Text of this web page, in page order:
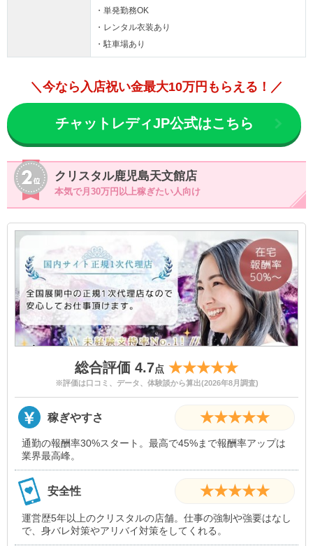
・単発勤務OK
・レンタル衣装あり
・駐車場あり
＼今なら入店祝い金最大10万円もらえる！／
チャットレディJP公式はこちら
クリスタル鹿児島天文館店
本気で月30万円以上稼ぎたい人向け
総合評価 4.7点 ★★★★★
※評価は口コミ、データ、体験談から算出(2026年8月調査)
稼ぎやすさ ★★★★★
通勤の報酬率30%スタート。最高で45%まで報酬率アップは
業界最高峰。
安全性 ★★★★★
運営歴5年以上のクリスタルの店舗。仕事の強制や強要はなし
で、身バレ対策やアリバイ対策をしてくれる。